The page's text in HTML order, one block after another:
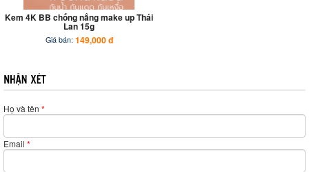
Kem 4K BB chống nắng make up Thái
Lan 15g
Giá bán: 149,000 đ
Họ và tên *
Email *